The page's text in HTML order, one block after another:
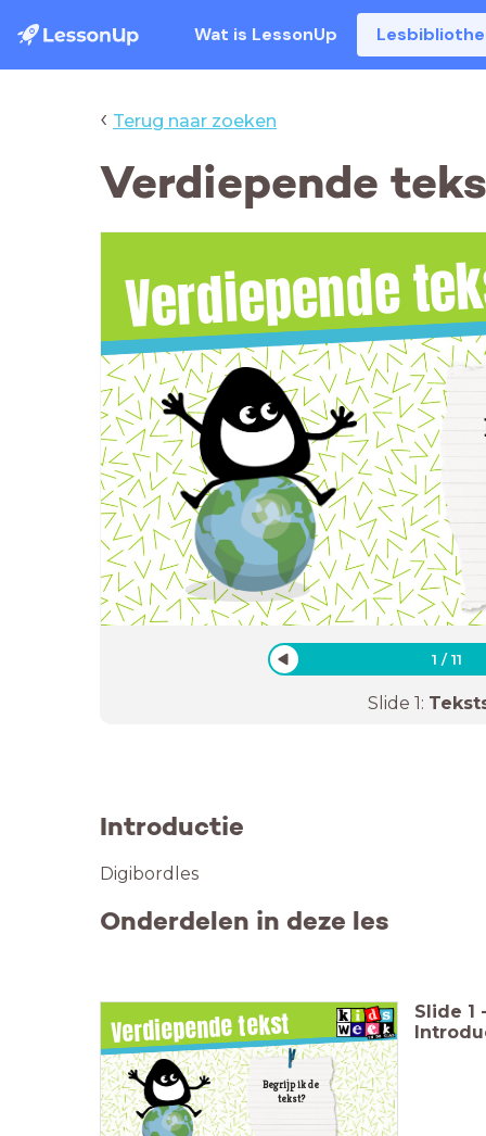
Wat is LessonUp
‹ Terug naar zoeken
Verdiepende
Verdiepende
1 /11
Slide 1:
Introductie
Digibordles
Onderdelen in deze les
Begrijp ik de
tekst?
Verdiepende tekst Slide 1 -